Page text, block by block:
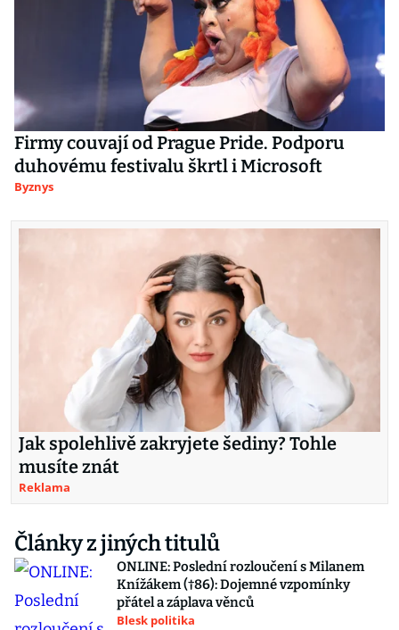
Firmy couvají od Prague Pride. Podporu
duhovému festivalu škrtl i Microsoft
Byznys
Jak spolehlivě zakryjete šediny? Tohle
musíte znát
Reklama
Články z jiných titulů
ONLINE: Poslední rozloučení s Milanem
Knížákem (†86): Dojemné vzpomínky
přátel a záplava věnců
Blesk politika